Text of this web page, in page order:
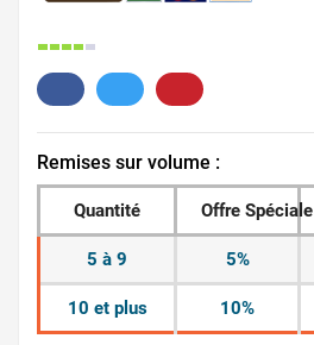
Remises sur volume :
Quantité Offre Spéciale
5 à 9 5%
10 et plus 10%